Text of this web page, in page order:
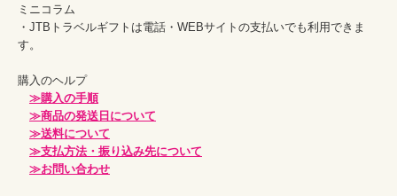
ミニコラム
・JTBトラベルギフトは電話・WEBサイトの支払いでも利用できま
す。
購入のヘルプ
≫購入の手順
≫商品の発送日について
≫送料について
≫支払方法・振り込み先について
≫お問い合わせ